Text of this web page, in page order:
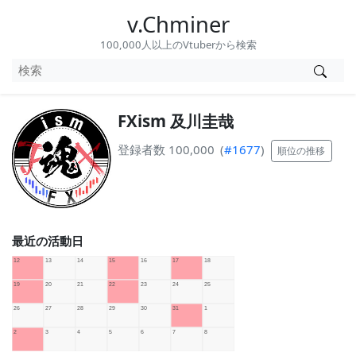
v.Chminer
100,000人以上のVtuberから検索
FXism 及川圭哉
登録者数 100,000 (#1677) 順位の推移
最近の活動日